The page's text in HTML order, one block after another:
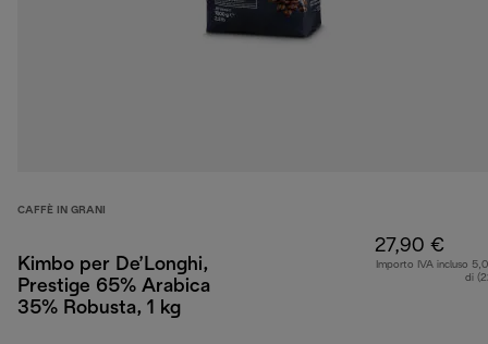
CAFFÈ IN GRANI
Kimbo per De’Longhi,
Prestige 65% Arabica
35% Robusta, 1 kg
27,90 €
Importo IVA incluso
di